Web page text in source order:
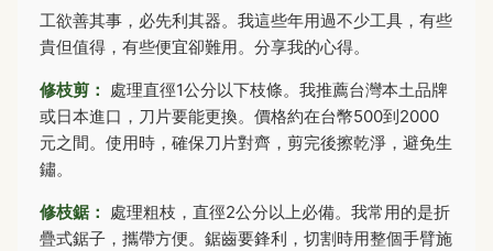
工欲善其事，必先利其器。我這些年用過不少工具，有些
貴但值得，有些便宜卻難用。分享我的心得。
修枝剪： 處理直徑1公分以下枝條。我推薦台灣本土品牌
或日本進口，刀片要能更換。價格約在台幣500到2000
元之間。使用時，確保刀片對齊，剪完後擦乾淨，避免生
鏽。
修枝鋸： 處理粗枝，直徑2公分以上必備。我常用的是折
疊式鋸子，攜帶方便。鋸齒要鋒利，切割時用整個手臂施